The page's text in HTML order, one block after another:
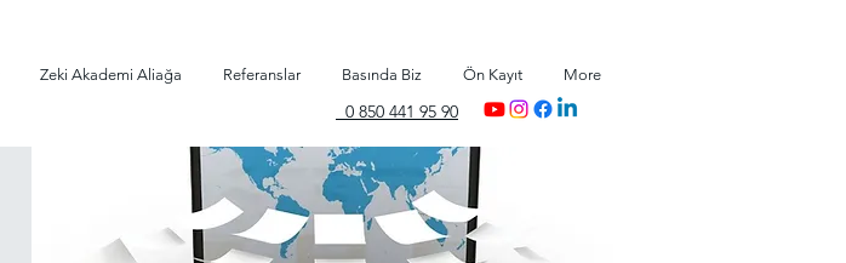
Zeki Akademi Aliağa Referanslar Basında Biz Ön Kayıt More
0 850 441 95 90